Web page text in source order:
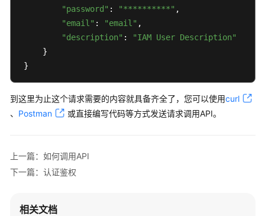
"password" : "**********" ,
"email" : "email" ,
"description" :
"IAM User Description"
     }
}
到这里为止这个请求需要的内容就具备齐全了，您可以使用curl
、 Postman 或直接编写代码等方式发送请求调用API。
上一篇：如何调用API
下一篇：认证鉴权
相关文档